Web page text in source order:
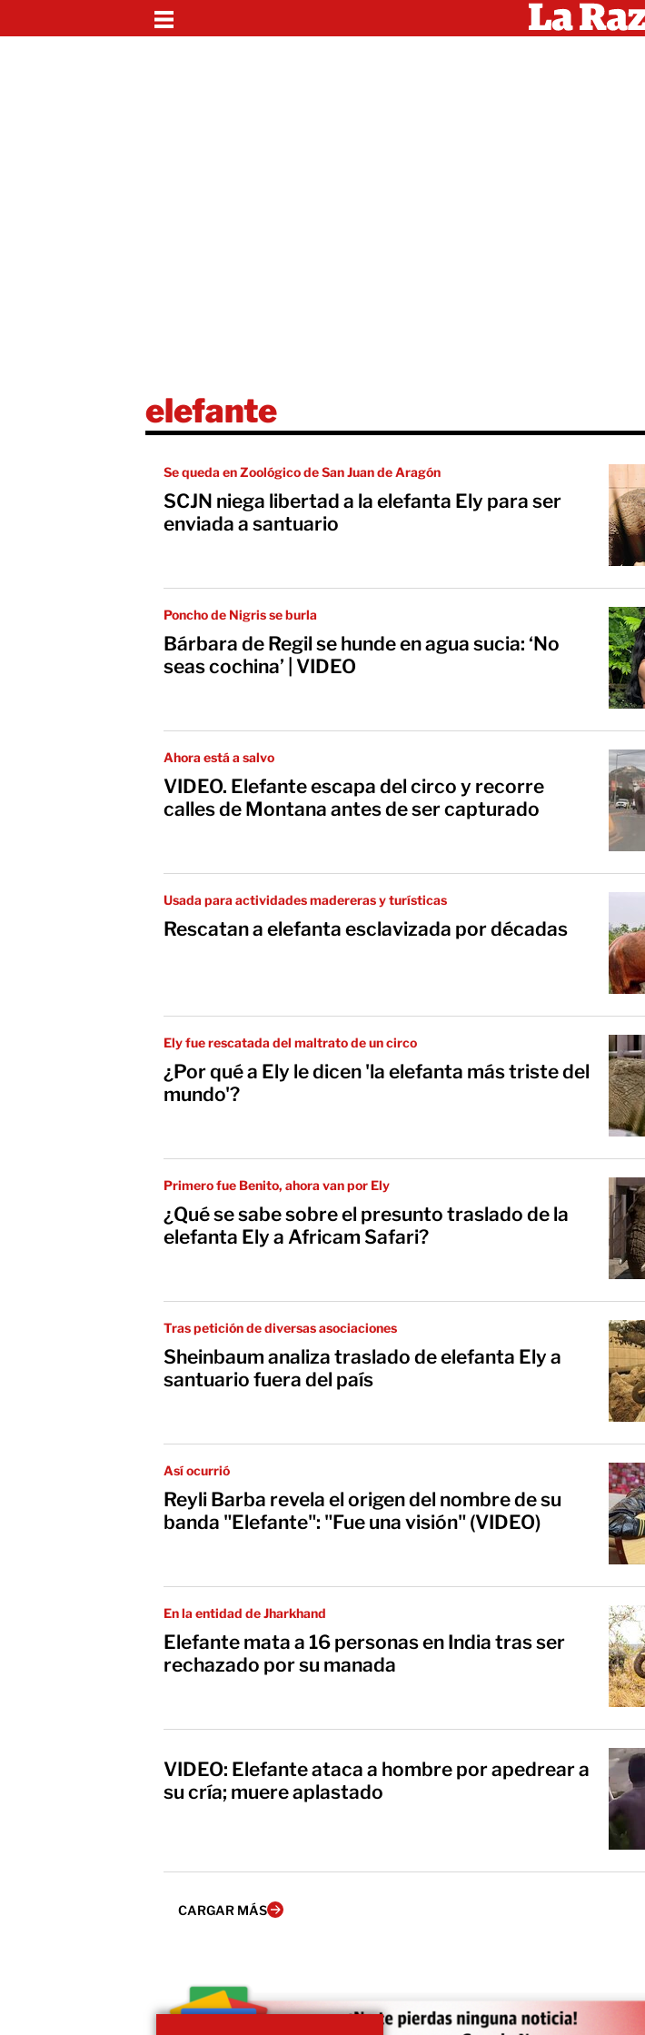
elefante
Se queda en Zoológico de San Juan de Aragón
SCJN niega libertad a la elefanta Ely para ser
enviada a santuario
Poncho de Nigris se burla
Bárbara de Regil se hunde en agua sucia: ‘No
seas cochina’ | VIDEO
Ahora está a salvo
VIDEO. Elefante escapa del circo y recorre
calles de Montana antes de ser capturado
Usada para actividades madereras y turísticas
Rescatan a elefanta esclavizada por décadas
Ely fue rescatada del maltrato de un circo
¿Por qué a Ely le dicen 'la elefanta más triste del
mundo'?
Primero fue Benito, ahora van por Ely
¿Qué se sabe sobre el presunto traslado de la
elefanta Ely a Africam Safari?
Tras petición de diversas asociaciones
Sheinbaum analiza traslado de elefanta Ely a
santuario fuera del país
Así ocurrió
Reyli Barba revela el origen del nombre de su
banda "Elefante": "Fue una visión" (VIDEO)
En la entidad de Jharkhand
Elefante mata a 16 personas en India tras ser
rechazado por su manada
VIDEO: Elefante ataca a hombre por apedrear a
su cría; muere aplastado
CARGAR MÁS